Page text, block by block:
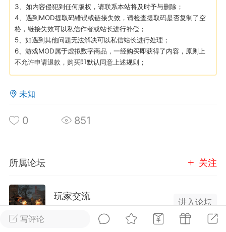
大人
Lv.8
17:51
电脑端 其他&工具
杀 模组安装/管理工具v1.1.0 测试版发
WIN11
文网 · 本地模组管理工具把压缩包拖进
日杀》的轻量级本地工具。从目录识
汉 写评论
3、如内容侵犯到任何版权，请联系本站将及时予与删除；
4、遇到MOD提取码错误或链接失效，请检查提取码是否复制了空
格，链接失效可以私信作者或站长进行补偿；
5、如遇到其他问题无法解决可以私信站长进行处理；
6、游戏MOD属于虚拟数字商品，一经购买即获得了内容，原则上
不允许申请退款，购买即默认同意上述规则；
未知
0 851
所属论坛 关注
玩家交流
15499内容
进入论坛